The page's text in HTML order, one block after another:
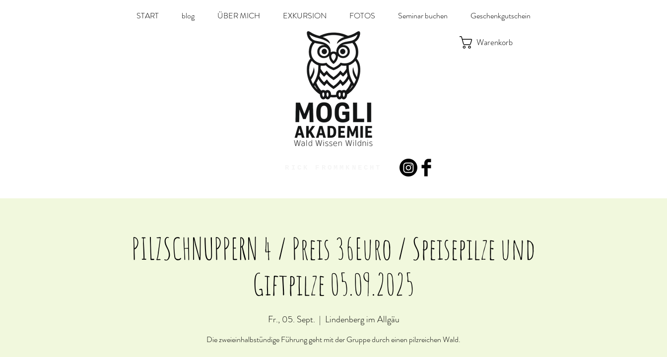
START blog ÜBER MICH EXKURSION FOTOS Seminar buchen Geschenkgutschein
Warenkorb
PILZSCHNUPPERN 4 / Preis 36Euro / Speisepilze und
Giftpilze 05.09.2025
Fr., 05. Sept.
  |
Lindenberg im Allgäu
Die zweieinhalbstündige Führung geht mit der Gruppe durch einen pilzreichen Wald.